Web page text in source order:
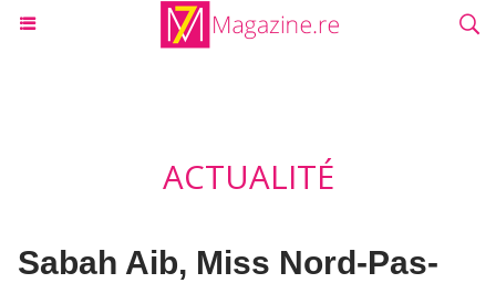
ACTUALITÉ
Sabah Aib, Miss Nord-Pas-